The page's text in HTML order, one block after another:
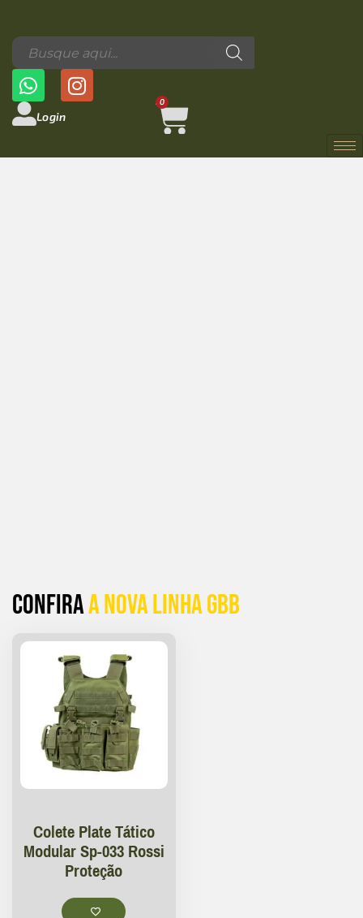
Login
0
Confiraa Nova linha GBB
Colete Plate Tático
Modular Sp-033 Rossi
Proteção